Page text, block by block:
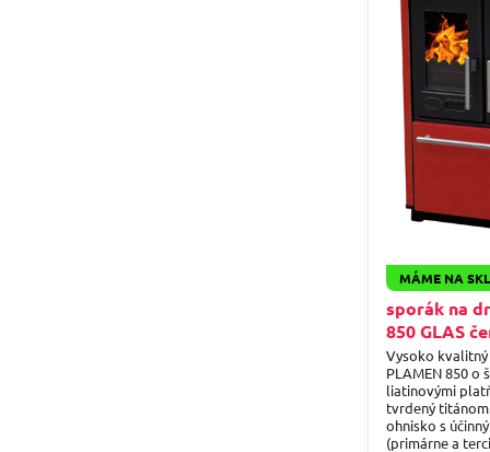
MÁME NA
sporák na
850 GLAS
Vysoko
PLAMEN 850 o
liatinovými
tvrdený
ohnisko s
(primárne a